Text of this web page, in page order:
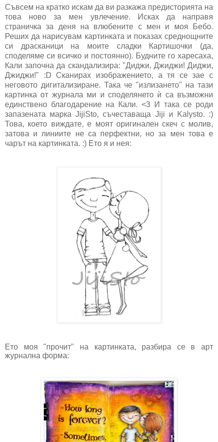
Съвсем на кратко искам да ви разкажа предисторията на
това ново за мен увлечение. Исках да направя
страничка за деня на влюбените с мен и моя Бебо.
Реших да нарисувам картинката и показах среднощните
си драсканици на моите сладки Картишочки (да,
споделяме си всичко и постоянно). Будните го харесаха,
Кали започна да скандализира: "Диджи, Джиджи! Диджи,
Джиджи!" :D Сканирах изображението, а тя се зае с
неговото дигитализиране. Така че "излизането" на тази
картинка от журнала ми и споделянето ѝ са възможни
единствено благодарение на Кали. <3 И така се роди
запазената марка JijiSto, съчеставаща Jiji и Kalysto. :)
Това, което виждате, е моят оригинален скеч с молив,
затова и линиите не са перфектни, но за мен това е
чарът на картинката. :) Ето я и нея:
Ето моя "прочит" на картинката, разбира се в арт
журнална форма: